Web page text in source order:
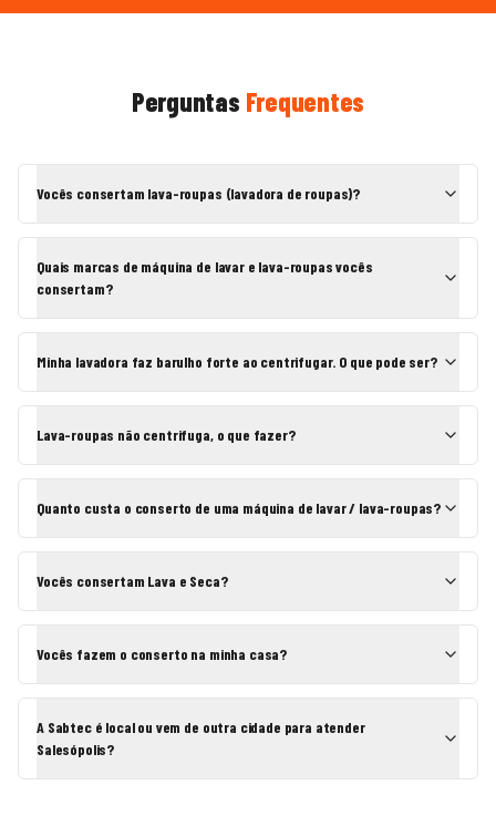
Perguntas Frequentes
Vocês consertam lava-roupas (lavadora de roupas)?
Quais marcas de máquina de lavar e lava-roupas vocês
consertam?
Minha lavadora faz barulho forte ao centrifugar. O que pode ser?
Lava-roupas não centrifuga, o que fazer?
Quanto custa o conserto de uma máquina de lavar / lava-roupas?
Vocês consertam Lava e Seca?
Vocês fazem o conserto na minha casa?
A Sabtec é local ou vem de outra cidade para atender
Salesópolis?